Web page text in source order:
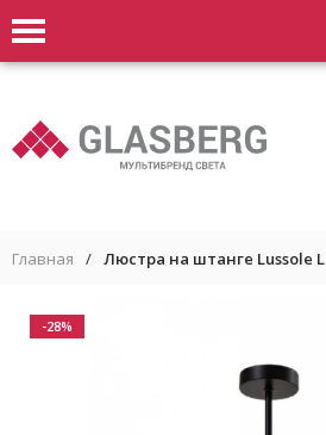
Главная / Люстра на штанге Lussole
-28%